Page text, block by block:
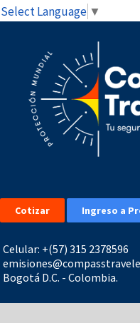
Select Language ▼
Cotizar Ingreso a
Celular: +(57) 315 2378596
Bogotá D.C. - Colombia.